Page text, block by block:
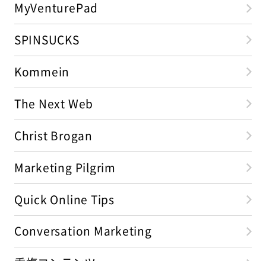
MyVenturePad
SPINSUCKS
Kommein
The Next Web
Christ Brogan
Marketing Pilgrim
Quick Online Tips
Conversation Marketing